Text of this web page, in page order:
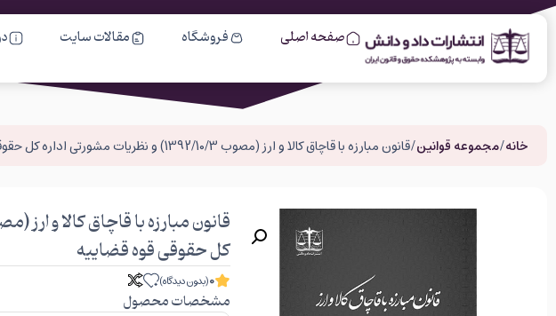
صفحه اصلی فروشگاه مقالات سایت
خانه/مجموعه قوانین/ قانون مبارزه با قاچاق کالا و ارز (مصوب 1392/10/3) و نظریات مشورتی اداره کل حقوقی قوه قضاییه
کل حقوقی قوه قضاییه
0(بدون دیدگاه)
مشخصات محصول